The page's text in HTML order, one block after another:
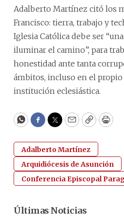
Adalberto Martínez citó los
Francisco: tierra, trabajo y
Iglesia Católica debe ser
iluminar el camino”, para
honestidad ante tanta
ámbitos, incluso en el
institución eclesiástica.
WhatsApp
Facebook
Twitter
EmailCopyPrint
Adalberto Martínez
Arquidiócesis de Asunción
Conferencia Episcopal
Últimas Noticias